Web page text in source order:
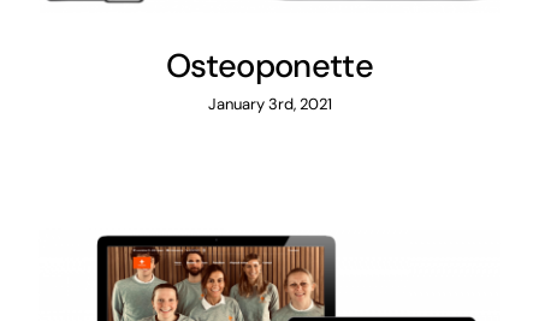
Osteoponette
January 3rd, 2021